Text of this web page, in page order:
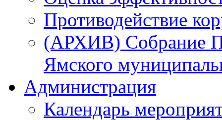
Противодействие
(АРХИВ) Собрание
Ямского
Администрация
Календарь